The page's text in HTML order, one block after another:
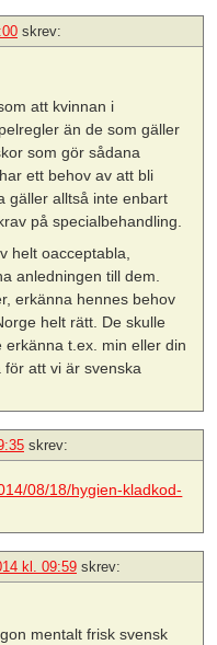
skrev:
att kvinnan i
än de som gäller
som gör sådana
ett behov av att bli
gäller alltså inte enbart
på specialbehandling.
helt oacceptabla,
anledningen till dem.
erkänna hennes behov
helt rätt. De skulle
t.ex. min eller din
att vi är svenska
skrev:
08/18/hygien-kladkod-
kl. 09:59 skrev:
mentalt frisk svensk